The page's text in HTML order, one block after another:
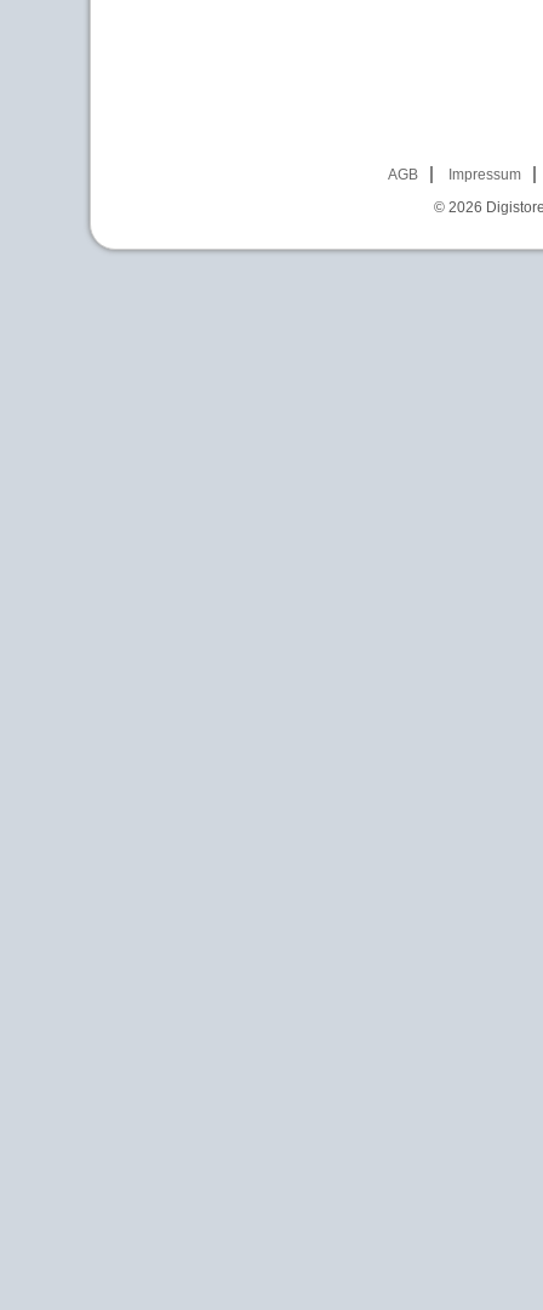
AGB
Impressum
© 2026